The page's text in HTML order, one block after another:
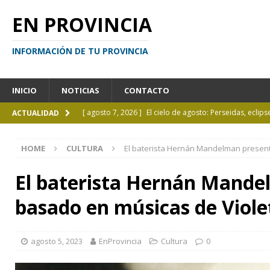
EN PROVINCIA
INFORMACIÓN DE TU PROVINCIA
INICIO NOTICIAS CONTACTO
ACTUALIDAD [ agosto 7, 2026 ] El cielo de agosto: Perseidas,
[ agosto 6, 2026 ] Calendario de eventos turísticos
[ agosto 6, 2026 ]
La UCALP incorpora la
Inhabilitado por realizar
HOME CULTURA El baterista Hernán Mandelman
El baterista Hernán
basado en músicas de
agosto 5, 2023 EnProvincia Cultura 0